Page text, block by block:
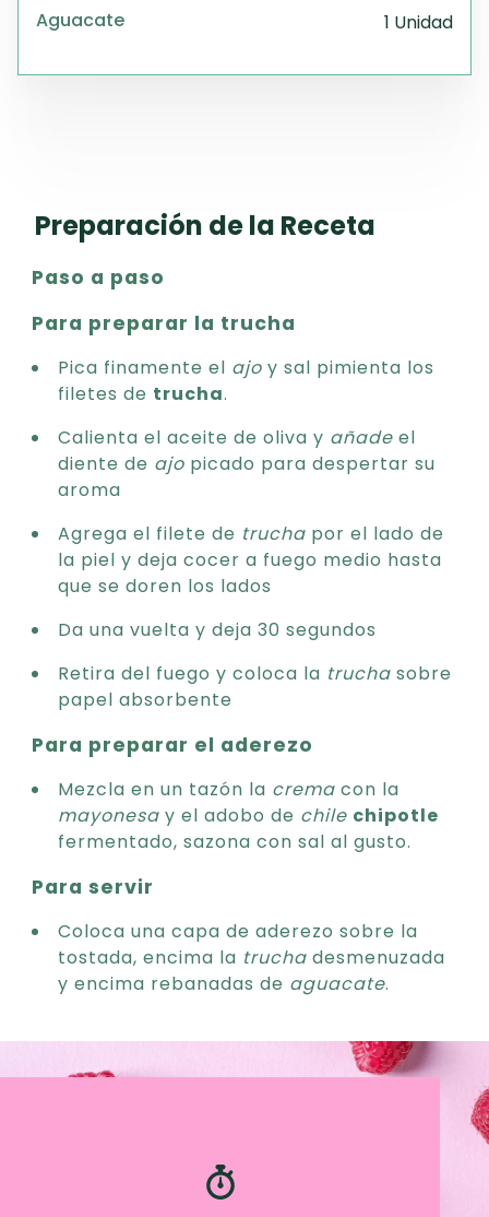
Aguacate 1 Unidad
Preparación de la Receta
Paso a paso
Para preparar la trucha
Pica finamente el ajo y sal pimienta los
filetes de trucha.
Calienta el aceite de oliva y añade el
diente de ajo picado para despertar su
aroma
Agrega el filete de trucha por el lado de
la piel y deja cocer a fuego medio hasta
que se doren los lados
Da una vuelta y deja 30 segundos
Retira del fuego y coloca la trucha sobre
papel absorbente
Para preparar el aderezo
Mezcla en un tazón la crema con la
mayonesa y el adobo de chile chipotle
fermentado, sazona con sal al gusto.
Para servir
Coloca una capa de aderezo sobre la
tostada, encima la trucha desmenuzada
y encima rebanadas de aguacate.